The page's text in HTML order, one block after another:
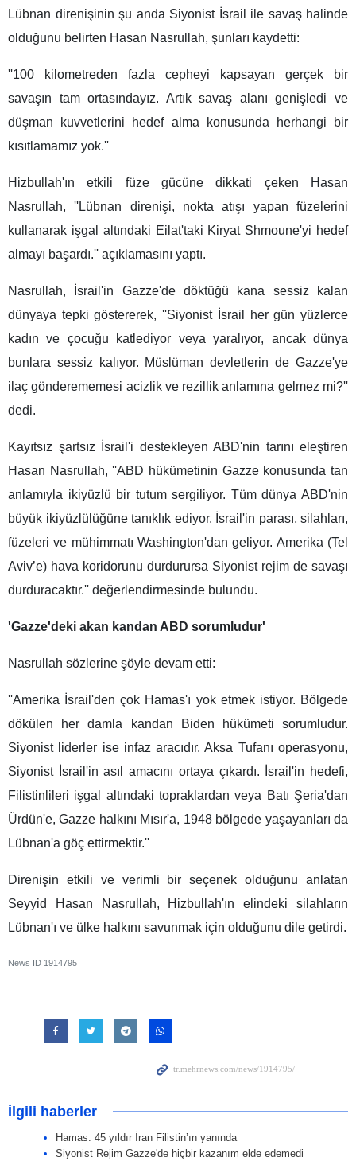
Lübnan direnişinin şu anda Siyonist İsrail ile savaş halinde
olduğunu belirten Hasan Nasrullah, şunları kaydetti:
''100 kilometreden fazla cepheyi kapsayan gerçek bir
savaşın tam ortasındayız. Artık savaş alanı genişledi ve
düşman kuvvetlerini hedef alma konusunda herhangi bir
kısıtlamamız yok.''
Hizbullah'ın etkili füze gücüne dikkati çeken Hasan
Nasrullah, ''Lübnan direnişi, nokta atışı yapan füzelerini
kullanarak işgal altındaki Eilat'taki Kiryat Shmoune'yi hedef
almayı başardı.'' açıklamasını yaptı.
Nasrullah, İsrail'in Gazze'de döktüğü kana sessiz kalan
dünyaya tepki göstererek, ''Siyonist İsrail her gün yüzlerce
kadın ve çocuğu katlediyor veya yaralıyor, ancak dünya
bunlara sessiz kalıyor. Müslüman devletlerin de Gazze'ye
ilaç gönderememesi acizlik ve rezillik anlamına gelmez mi?''
dedi.
Kayıtsız şartsız İsrail'i destekleyen ABD'nin tarını eleştiren
Hasan Nasrullah, ''ABD hükümetinin Gazze konusunda tan
anlamıyla ikiyüzlü bir tutum sergiliyor. Tüm dünya ABD'nin
büyük ikiyüzlülüğüne tanıklık ediyor. İsrail'in parası, silahları,
füzeleri ve mühimmatı Washington'dan geliyor. Amerika (Tel
Aviv’e) hava koridorunu durdurursa Siyonist rejim de savaşı
durduracaktır.'' değerlendirmesinde bulundu.
'Gazze'deki akan kandan ABD sorumludur'
Nasrullah sözlerine şöyle devam etti:
''Amerika İsrail'den çok Hamas'ı yok etmek istiyor. Bölgede
dökülen her damla kandan Biden hükümeti sorumludur.
Siyonist liderler ise infaz aracıdır. Aksa Tufanı operasyonu,
Siyonist İsrail'in asıl amacını ortaya çıkardı. İsrail'in hedefi,
Filistinlileri işgal altındaki topraklardan veya Batı Şeria'dan
Ürdün'e, Gazze halkını Mısır'a, 1948 bölgede yaşayanları da
Lübnan'a göç ettirmektir.''
Direnişin etkili ve verimli bir seçenek olduğunu anlatan
Seyyid Hasan Nasrullah, Hizbullah'ın elindeki silahların
Lübnan'ı ve ülke halkını savunmak için olduğunu dile getirdi.
News ID 1914795
İlgili haberler
Hamas: 45 yıldır İran Filistin’ın yanında
Siyonist Rejim Gazze'de hiçbir kazanım elde edemedi